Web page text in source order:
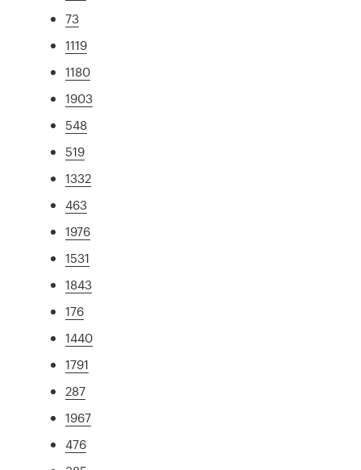
73
1119
1180
1903
548
519
1332
463
1976
1531
1843
176
1440
1791
287
1967
476